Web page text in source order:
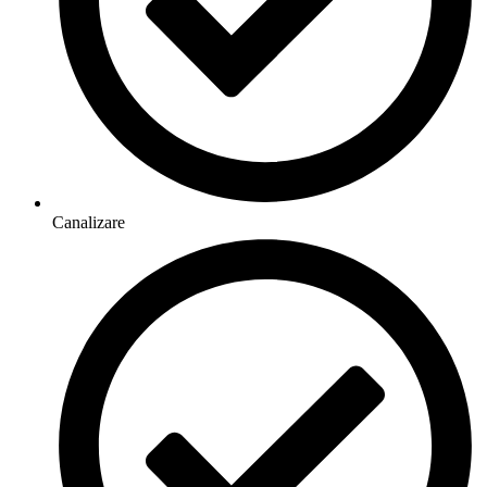
Canalizare